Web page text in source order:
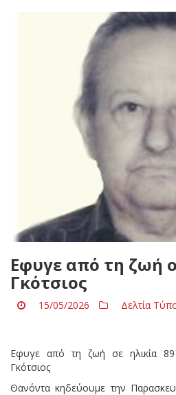
Εφυγε από τη ζωή
Γκότσιος
15/05/2026 Δελτία
Εφυγε από τη ζωή σε ηλικία
Γκότσιος
Θανόντα κηδεύουμε την